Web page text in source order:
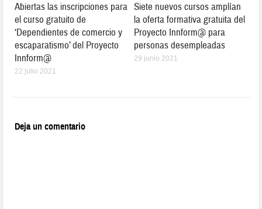
Abiertas las inscripciones para
el curso gratuito de
‘Dependientes de comercio y
escaparatismo’ del Proyecto
Innform@
22 julio 2021
Siete nuevos cursos amplían
la oferta formativa gratuita del
Proyecto Innform@ para
personas desempleadas
29 junio 2021
Deja un comentario